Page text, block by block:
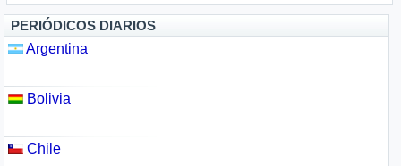
PERIÓDICOS DIARIOS
Argentina
Bolivia
Chile